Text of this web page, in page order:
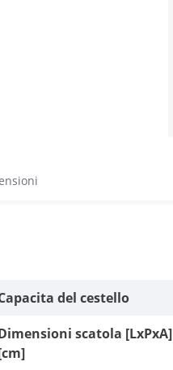
del cestello
scatola [LxPxA]